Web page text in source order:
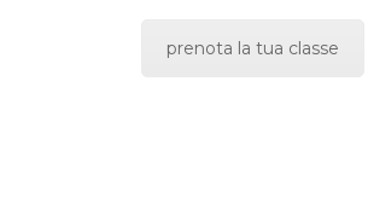
prenota la tua classe